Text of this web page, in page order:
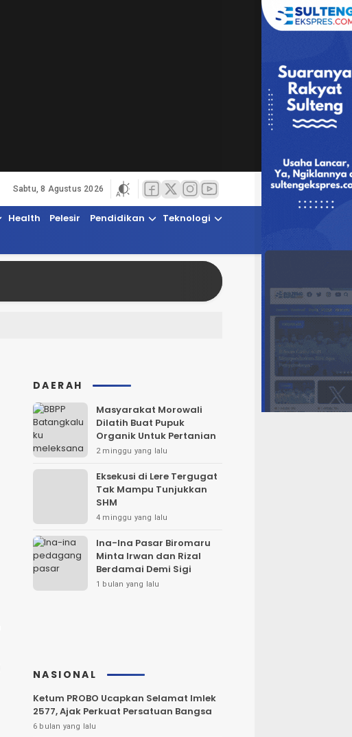
Sabtu, 8 Agustus 2026
Health Pelesir Pendidikan
Teknologi
DAERAH
Masyarakat Morowali
Dilatih Buat Pupuk
Organik Untuk Pertanian
2 minggu yang lalu
Eksekusi di Lere Tergugat
Tak Mampu Tunjukkan
SHM
4 minggu yang lalu
Ina-Ina Pasar Biromaru
Minta Irwan dan Rizal
Berdamai Demi Sigi
1 bulan yang lalu
NASIONAL
Ketum PROBO Ucapkan Selamat Imlek
2577, Ajak Perkuat Persatuan Bangsa
6 bulan yang lalu